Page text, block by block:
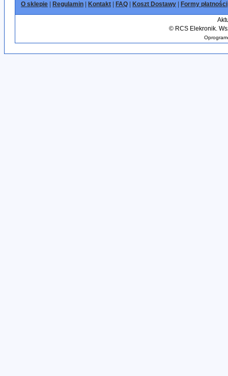
O sklepie Regulamin Kontakt FAQ Koszt Dostawy Formy płatności
©RCS Elekronik.